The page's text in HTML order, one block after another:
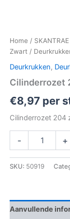
Home /
Zwart /
Deurkrukken,
Cilinderrozet
€8,97 per
Cilinderrozet 204
- +
SKU: 50919
Aanvullende